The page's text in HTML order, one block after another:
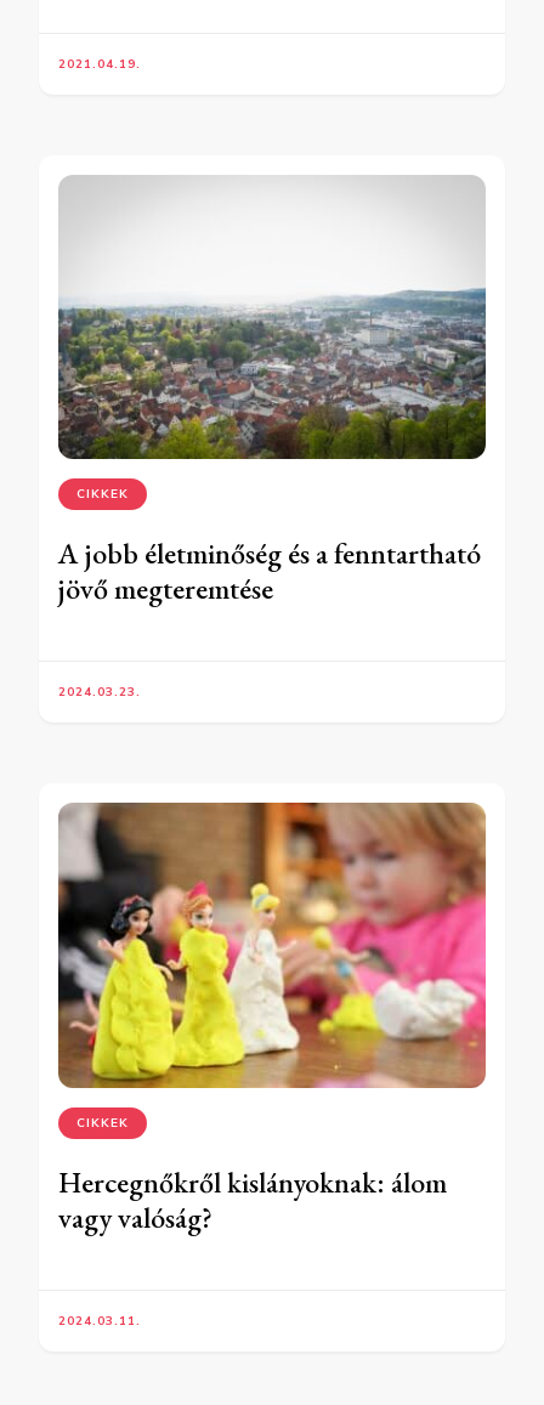
2021.04.19.
CIKKEK
A jobb életminőség és a fenntartható
jövő megteremtése
2024.03.23.
CIKKEK
Hercegnőkről kislányoknak: álom
vagy valóság?
2024.03.11.